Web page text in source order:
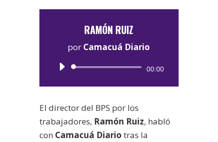
RAMÓN RUIZ
por Camacuá Diario
Reproductor
00:00
El director del BPS por los
trabajadores, Ramón Ruiz, habló
con Camacuá Diario tras la